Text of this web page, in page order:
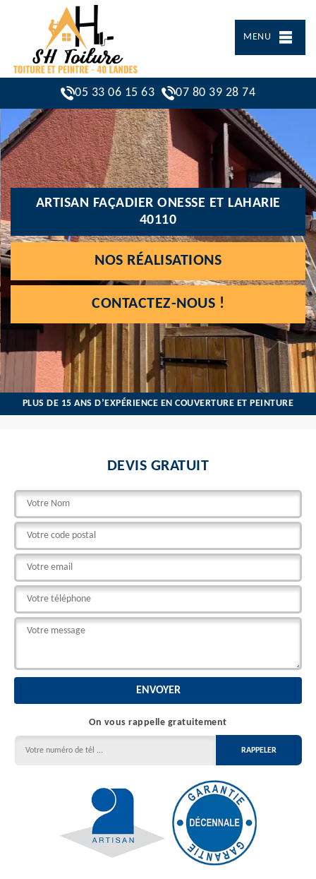
MENU
05 33 06 15 63 07 80 39 28 74
ARTISAN FAÇADIER ONESSE ET LAHARIE
40110
NOS RÉALISATIONS
CONTACTEZ-NOUS !
PLUS DE 15 ANS D’EXPÉRIENCE EN COUVERTURE ET PEINTURE
DEVIS GRATUIT
On vous rappelle gratuitement